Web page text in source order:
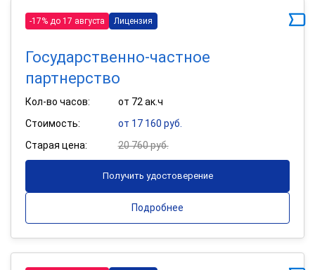
-17% до 17 августа Лицензия
Государственно-частное
партнерство
Кол-во часов:
от 72 ак.ч
Стоимость:
от 17 160 руб.
Старая цена:
20 760 руб.
Получить удостоверение
Подробнее